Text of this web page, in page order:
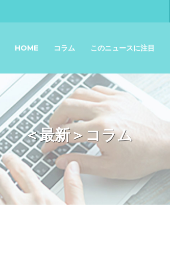
HOME コラム このニュースに注目
＜最新＞コラム